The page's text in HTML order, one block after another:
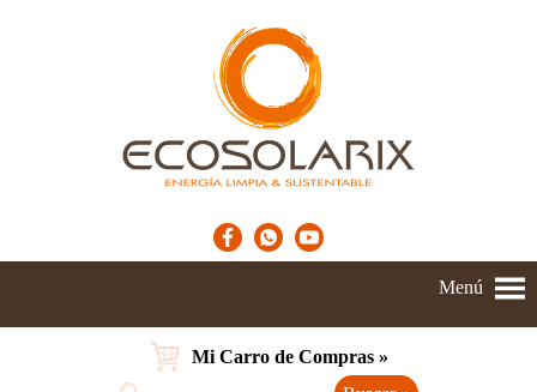
Menú
Mi Carro de Compras »